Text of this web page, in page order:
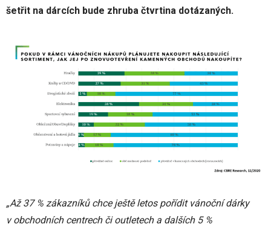
šetřit na dárcích bude zhruba čtvrtina dotázaných.
„Až 37 % zákazníků chce ještě letos pořídit vánoční dárky
v obchodních centrech či outletech a dalších 5 %